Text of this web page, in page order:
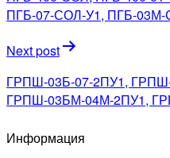
записям
ПГБ-07-СОЛ-У1, ПГБ-
Next post
ГРПШ-03Б-07-2ПУ1,
ГРПШ-03БМ-04М-2ПУ1,
Информация